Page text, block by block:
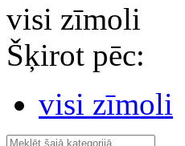
visi zīmoli
Šķirot pēc:
visi zīmoli